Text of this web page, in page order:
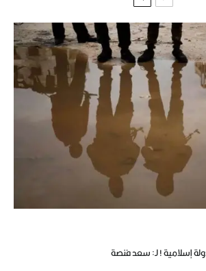
إسلامية ! لـ: سعد فنصة